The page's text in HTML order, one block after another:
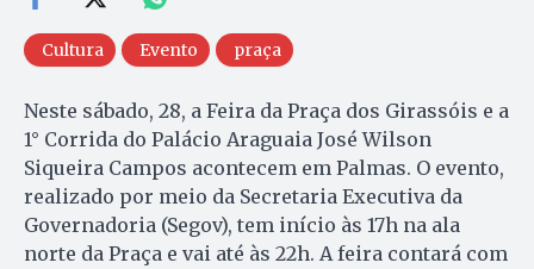
Cultura Evento praça
Neste sábado, 28, a Feira da Praça dos Girassóis e a
1° Corrida do Palácio Araguaia José Wilson
Siqueira Campos acontecem em Palmas. O evento,
realizado por meio da Secretaria Executiva da
Governadoria (Segov), tem início às 17h na ala
norte da Praça e vai até às 22h. A feira contará com